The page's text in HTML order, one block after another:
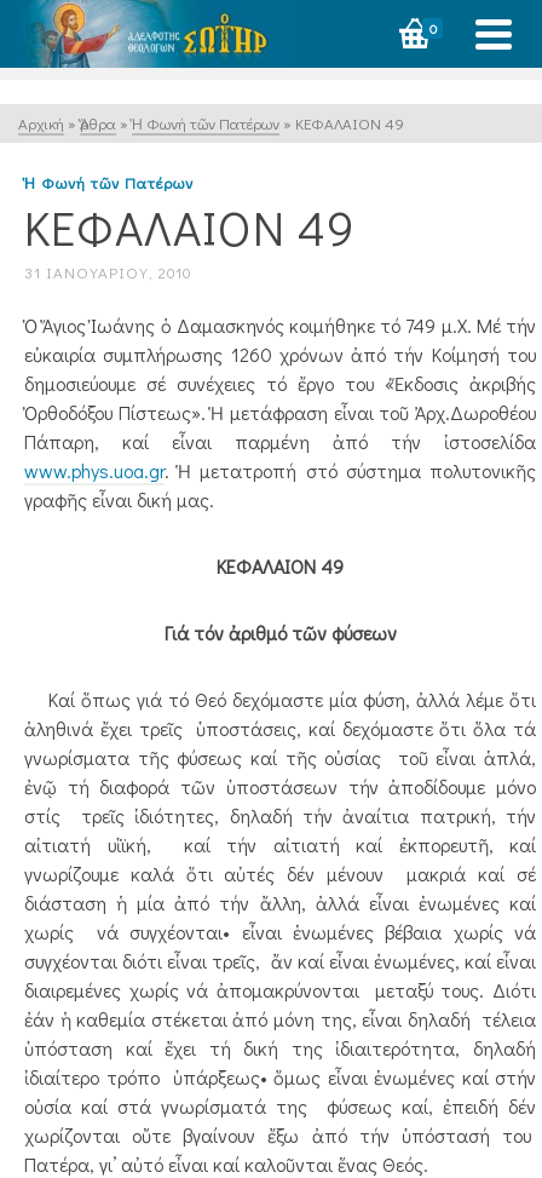
0
Αρχική » Ἄρθρα » Ἡ Φωνή τῶν Πατέρων » ΚΕΦΑΛΑΙΟΝ 49
Ἡ Φωνή τῶν Πατέρων
ΚΕΦΑΛΑΙΟΝ 49
31 ΙΑΝΟΥΑΡΊΟΥ, 2010
Ὁ Ἅγιος Ἰωάνης ὁ Δαμασκηνός κοιμήθηκε τό 749 μ.Χ. Μέ τήν
εὐκαιρία συμπλήρωσης 1260 χρόνων ἀπό τήν Κοίμησή του
δημοσιεύουμε σέ συνέχειες τό ἔργο του «Ἔκδοσις ἀκριβής
Ὀρθοδόξου Πίστεως». Ἡ μετάφραση εἶναι τοῦ Ἀρχ.Δωροθέου
Πάπαρη, καί εἶναι παρμένη ἀπό τήν ἰστοσελίδα
www.phys.uoa.gr. Ἡ μετατροπή στό σύστημα πολυτονικῆς
γραφῆς εἶναι δική μας.
ΚΕΦΑΛΑΙΟΝ 49
Γιά τόν ἀριθμό τῶν φύσεων
Καί ὅπως γιά τό Θεό δεχόμαστε μία φύση, ἀλλά λέμε ὅτι
ἀληθινά ἔχει τρεῖς ὑποστάσεις, καί δεχόμαστε ὅτι ὅλα τά
γνωρίσματα τῆς φύσεως καί τῆς οὐσίας τοῦ εἶναι ἁπλά,
ἐνῷ τή διαφορά τῶν ὑποστάσεων τήν ἀποδίδουμε μόνο
στίς τρεῖς ἰδιότητες, δηλαδή τήν ἀναίτια πατρική, τήν
αἰτιατή υἱϊκή, καί τήν αἰτιατή καί ἐκπορευτῆ, καί
γνωρίζουμε καλά ὅτι αὐτές δέν μένουν μακριά καί σέ
διάσταση ἡ μία ἀπό τήν ἄλλη, ἀλλά εἶναι ἑνωμένες καί
χωρίς νά συγχέονται• εἶναι ἑνωμένες βέβαια χωρίς νά
συγχέονται διότι εἶναι τρεῖς, ἄν καί εἶναι ἐνωμένες, καί εἶναι
διαιρεμένες χωρίς νά ἀπομακρύνονται μεταξύ τους. Διότι
ἐάν ἡ καθεμία στέκεται ἀπό μόνη της, εἶναι δηλαδή τέλεια
ὑπόσταση καί ἔχει τή δική της ἰδιαιτερότητα, δηλαδή
ἰδιαίτερο τρόπο ὑπάρξεως• ὅμως εἶναι ἑνωμένες καί στήν
οὐσία καί στά γνωρίσματά της φύσεως καί, ἐπειδή δέν
χωρίζονται οὔτε βγαίνουν ἔξω ἀπό τήν ὑπόστασή του
Πατέρα, γι’ αὐτό εἶναι καί καλοῦνται ἕνας Θεός.